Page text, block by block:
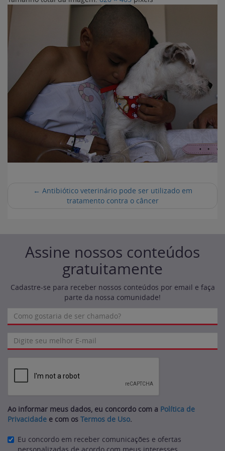
← Antibiótico veterinário pode ser utilizado em
tratamento contra o câncer
Assine nossos conteúdos
gratuitamente
Cadastre-se para receber nossos conteúdos por email e faça
parte da nossa comunidade!
Ao informar meus dados, eu concordo com a Política de
Privacidade e com os Termos de Uso.
Eu concordo em receber comunicações e ofertas
personalizadas de acordo com meus interesses.